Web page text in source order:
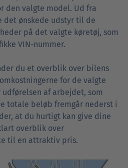
valgte model. Ud fra
det ønskede udstyr til de
på det valgte køretøj, som
VIN-nummer.
du et overblik over bilens
for de valgte
af arbejdet, som
totale beløb fremgår nederst i
at du hurtigt kan give dine
overblik over
til en attraktiv pris.